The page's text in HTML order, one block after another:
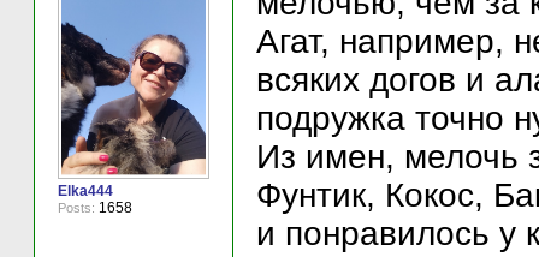
Elka444
Posts: 1658
Агат, например,
всяких догов и
подружка точно
Из имен, мелочь
Фунтик, Кокос,
и понравилось у